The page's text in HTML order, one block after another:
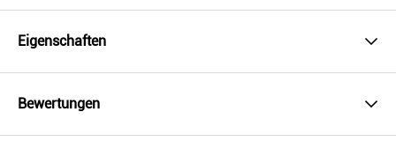
Eigenschaften
Bewertungen